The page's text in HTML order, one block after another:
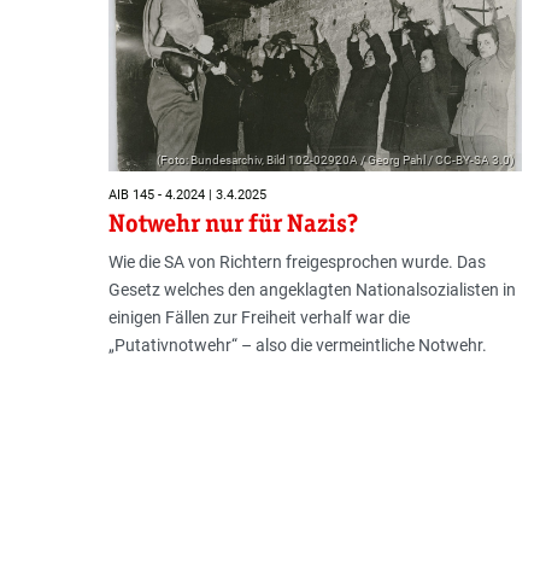
(Foto: Bundesarchiv, Bild 102-02920A / Georg Pahl / CC-BY-SA 3.0)
AIB 145 - 4.2024 | 3.4.2025
Notwehr nur für Nazis?
Wie die SA von Richtern freigesprochen wurde. Das
Gesetz welches den angeklagten Nationalsozialisten in
einigen Fällen zur Freiheit verhalf war die
„Putativnotwehr“ – also die vermeintliche Notwehr.